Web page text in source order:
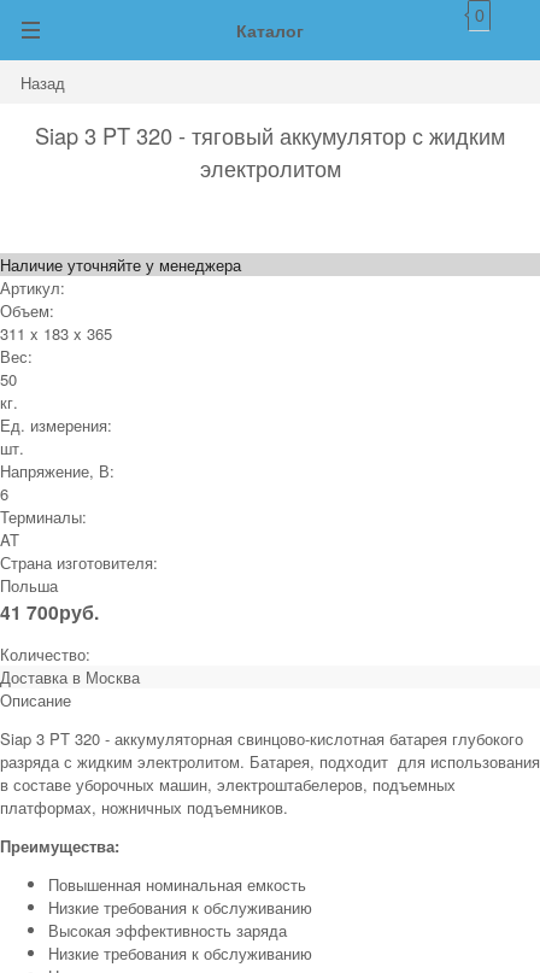
Каталог
0
Назад
Siap 3 PT 320 - тяговый аккумулятор с жидким
электролитом
Наличие уточняйте у менеджера
Артикул:
Объем:
311 x 183 x 365
Вес:
50
кг.
Ед. измерения:
шт.
Напряжение, В:
6
Терминалы:
AT
Страна изготовителя:
Польша
41 700руб.
Количество:
Доставка в Москва
Описание
Siap 3 PT 320 - аккумуляторная свинцово-кислотная батарея глубокого
разряда с жидким электролитом. Батарея, подходит для использования
в составе уборочных машин, электроштабелеров, подъемных
платформах, ножничных подъемников.
Преимущества:
Повышенная номинальная емкость
Низкие требования к обслуживанию
Высокая эффективность заряда
Низкие требования к обслуживанию